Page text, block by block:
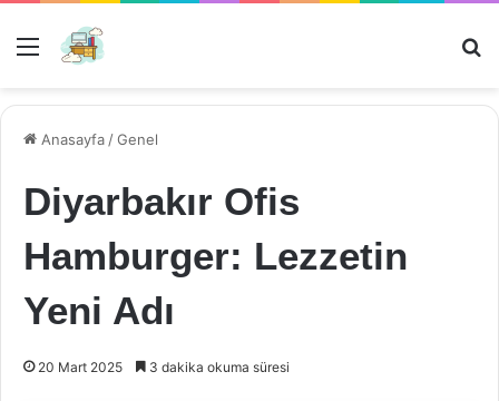
Menü
Anasayfa /Genel
Diyarbakır Ofis
Hamburger: Lezzetin
Yeni Adı
20 Mart 2025 3 dakika okuma süresi